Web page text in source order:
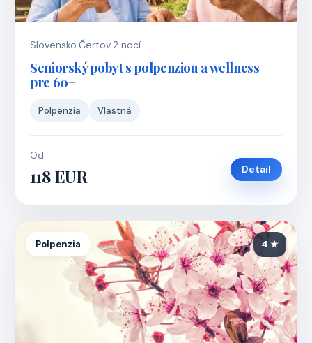
Slovensko·Čertov·2 nocí
Seniorský pobyt s polpenziou a wellness
pre 60+
Polpenzia Vlastná
Od
118 EUR Detail
Polpenzia 4 ★